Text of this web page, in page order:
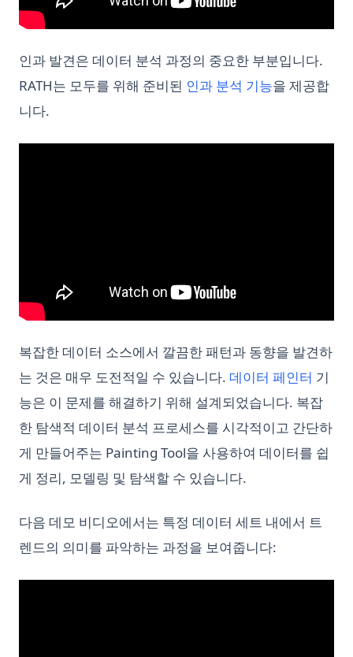
인과 발견은 데이터 분석 과정의 중요한 부분입니다.
RATH는 모두를 위해 준비된 인과 분석 기능을 제공합
니다.
복잡한 데이터 소스에서 깔끔한 패턴과 동향을 발견하
는 것은 매우 도전적일 수 있습니다. 데이터 페인터 기
능은 이 문제를 해결하기 위해 설계되었습니다. 복잡
한 탐색적 데이터 분석 프로세스를 시각적이고 간단하
게 만들어주는 Painting Tool을 사용하여 데이터를 쉽
게 정리, 모델링 및 탐색할 수 있습니다.
다음 데모 비디오에서는 특정 데이터 세트 내에서 트
렌드의 의미를 파악하는 과정을 보여줍니다: